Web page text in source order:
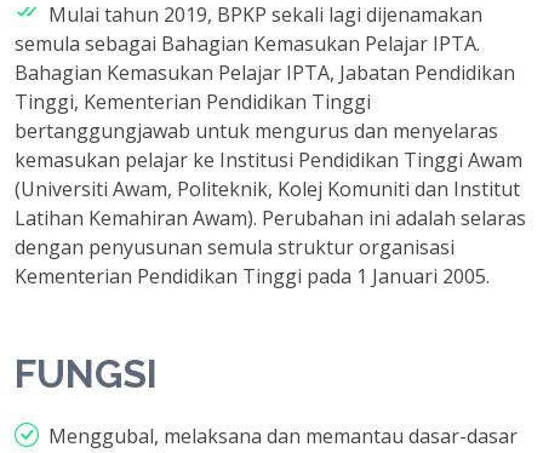
Mulai tahun 2019, BPKP sekali lagi dijenamakan
semula sebagai Bahagian Kemasukan Pelajar IPTA.
Bahagian Kemasukan Pelajar IPTA, Jabatan Pendidikan
Tinggi, Kementerian Pendidikan Tinggi
bertanggungjawab untuk mengurus dan menyelaras
kemasukan pelajar ke Institusi Pendidikan Tinggi Awam
(Universiti Awam, Politeknik, Kolej Komuniti dan Institut
Latihan Kemahiran Awam). Perubahan ini adalah selaras
dengan penyusunan semula struktur organisasi
Kementerian Pendidikan Tinggi pada 1 Januari 2005.
FUNGSI
Menggubal, melaksana dan memantau dasar-dasar